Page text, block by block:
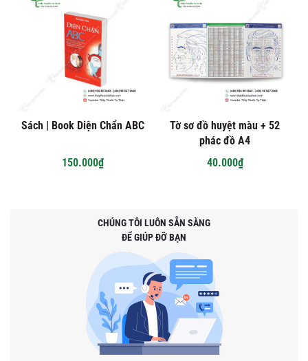
Sách | Book Diện Chẩn ABC
150.000₫
Tờ sơ đồ huyệt màu + 52
phác đồ A4
40.000₫
CHÚNG TÔI LUÔN SẴN SÀNG
ĐỂ GIÚP ĐỠ BẠN